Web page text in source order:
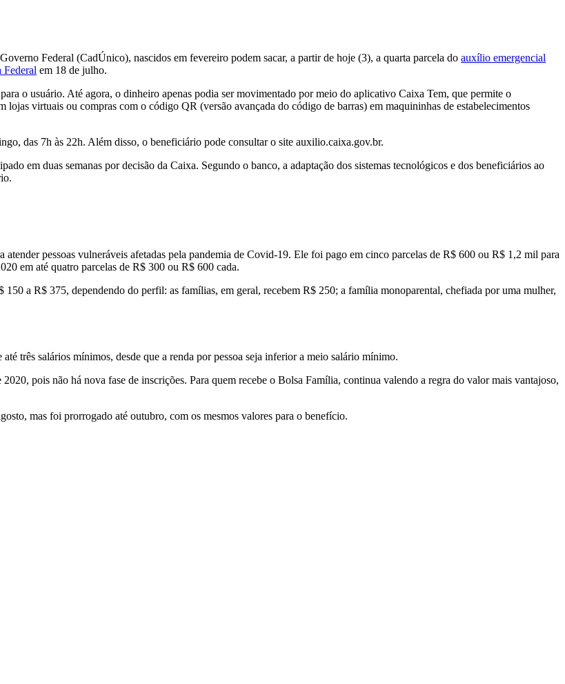
Federal (CadÚnico), nascidos em fevereiro podem sacar, a partir de hoje (3), a quarta parcela do auxílio emergencial
Federal em 18 de julho.
o usuário. Até agora, o dinheiro apenas podia ser movimentado por meio do aplicativo Caixa Tem, que permite o
lojas virtuais ou compras com o código QR (versão avançada do código de barras) em maquininhas de estabelecimentos
das 7h às 22h. Além disso, o beneficiário pode consultar o site auxilio.caixa.gov.br.
em duas semanas por decisão da Caixa. Segundo o banco, a adaptação dos sistemas tecnológicos e dos beneficiários ao
pessoas vulneráveis afetadas pela pandemia de Covid-19. Ele foi pago em cinco parcelas de R$ 600 ou R$ 1,2 mil para
em até quatro parcelas de R$ 300 ou R$ 600 cada.
150 a R$ 375, dependendo do perfil: as famílias, em geral, recebem R$ 250; a família monoparental, chefiada por uma mulher,
três salários mínimos, desde que a renda por pessoa seja inferior a meio salário mínimo.
pois não há nova fase de inscrições. Para quem recebe o Bolsa Família, continua valendo a regra do valor mais vantajoso,
mas foi prorrogado até outubro, com os mesmos valores para o benefício.